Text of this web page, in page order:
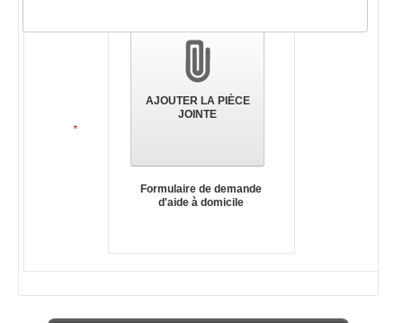
pièces
*
AJOUTER LA PIÈCE
JOINTE
Formulaire de demande
d'aide à domicile